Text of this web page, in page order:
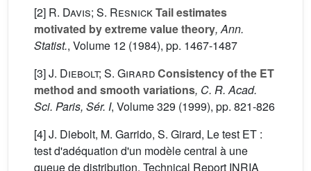
[2] R. Davis; S. ResnickTail estimates
motivated by extreme value theory, Ann.
Statist., Volume 12 (1984), pp. 1467-1487
[3]J. Diebolt; S. GirardConsistency of the ET
method and smooth variations, C. R. Acad.
Sci. Paris, Sér. I, Volume 329 (1999), pp. 821-826
[4] J. Diebolt, M. Garrido, S. Girard, Le test ET :
test d'adéquation d'un modèle central à une
queue de distribution, Technical Report INRIA